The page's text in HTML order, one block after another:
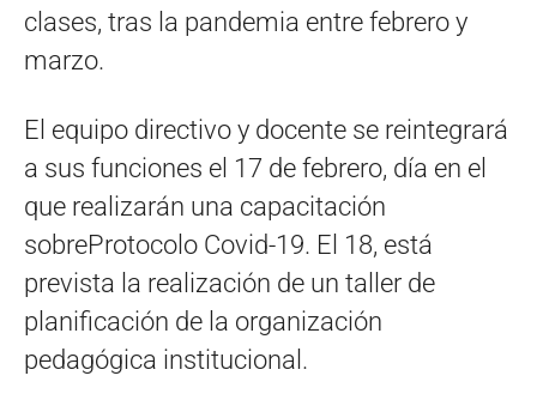
clases, tras la pandemia entre febrero y
marzo.
El equipo directivo y docente se reintegrará
a sus funciones el 17 de febrero, día en el
que realizarán una capacitación
sobreProtocolo Covid-19. El 18, está
prevista la realización de un taller de
planificación de la organización
pedagógica institucional.